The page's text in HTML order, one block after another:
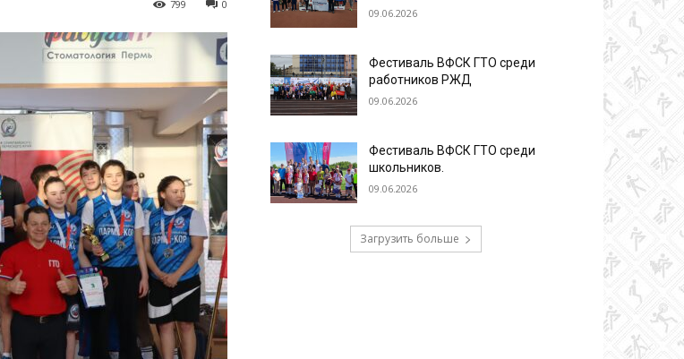
0
799
09.06.2026
Фестиваль ВФСК ГТО среди
работников РЖД
09.06.2026
Фестиваль ВФСК ГТО среди
школьников.
09.06.2026
Загрузить больше